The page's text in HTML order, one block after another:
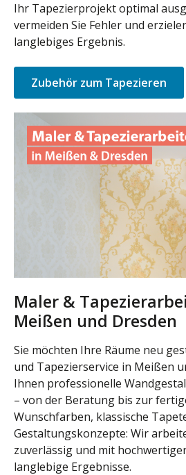
Ihr Tapezierprojekt optimal
vermeiden Sie Fehler und
langlebiges Ergebnis.
Zubehör zum Tapezieren
Maler &
Meißen und Dresden
Sie möchten Ihre Räume neu
und Tapezierservice in Meißen
Ihnen professionelle
– von der Beratung bis zur
Wunschfarben, klassische
Gestaltungskonzepte: Wir
zuverlässig und mit
langlebige Ergebnisse.